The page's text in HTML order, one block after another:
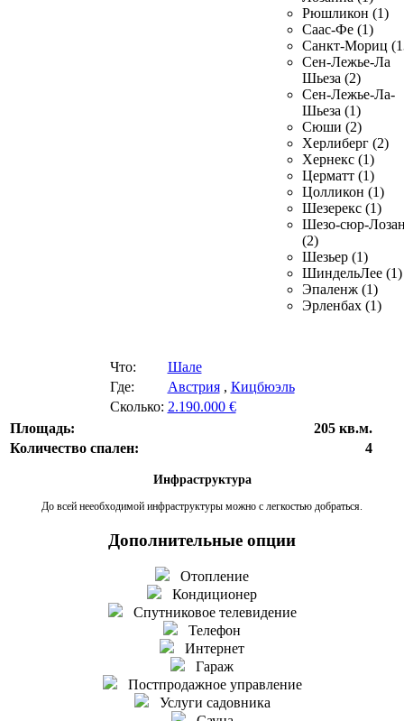
Рюшликон (1)
Саас-Фе (1)
Санкт-Мориц
Сен-Лежье-Ла
Шьеза (2)
Сен-Лежье-Ла-
Шьеза (1)
Сюши (2)
Херлиберг (2)
Хернекс (1)
Церматт (1)
Цолликон (1)
Шезерекс (1)
Шезо-сюр-
(2)
Шезьер (1)
ШиндельЛее (1)
Эпаленж (1)
Эрленбах (1)
Что:
Шале
Где:
Австрия, Кицбюэль
Сколько: 2.190.000 €
Площадь:
205 кв.м.
Количество спален:
4
Инфраструктура
До всей нееобходимой инфраструктуры можно с легкостью добраться.
Дополнительные опции
Отопление
Кондиционер
Спутниковое телевидение
Телефон
Интернет
Гараж
Постпродажное управление
Услуги садовника